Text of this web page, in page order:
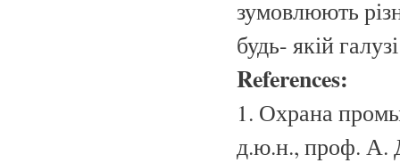
зумовлюють
будь- якій
References:
1. Охрана
д.ю.н., проф. А.